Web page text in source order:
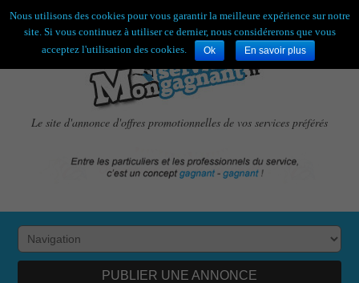
Bienvenue,visiteur ![S'enregistrer|Connexion]
Le site d'annonce d'offres promotionnelles de vos services préférés
PUBLIER UNE ANNONCE
Nous utilisons des cookies pour vous garantir la meilleure expérience sur notre
site. Si vous continuez à utiliser ce dernier, nous considérerons que vous
acceptez l'utilisation des cookies.
Ok En savoir plus